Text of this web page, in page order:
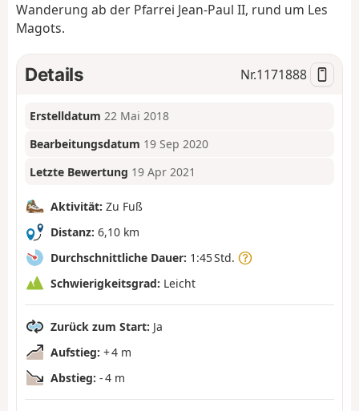
i
o
Wanderung ab der Pfarrei Jean-Paul II, rund um Les
Magots.
Details Nr.1171888
Erstelldatum 22 Mai 2018
Bearbeitungsdatum 19 Sep 2020
Letzte Bewertung 19 Apr 2021
Aktivität: Zu Fuß
Distanz: 6,10 km
Durchschnittliche Dauer: 1:45 Std.
Schwierigkeitsgrad: Leicht
Zurück zum Start: Ja
Aufstieg: + 4 m
Abstieg: - 4 m